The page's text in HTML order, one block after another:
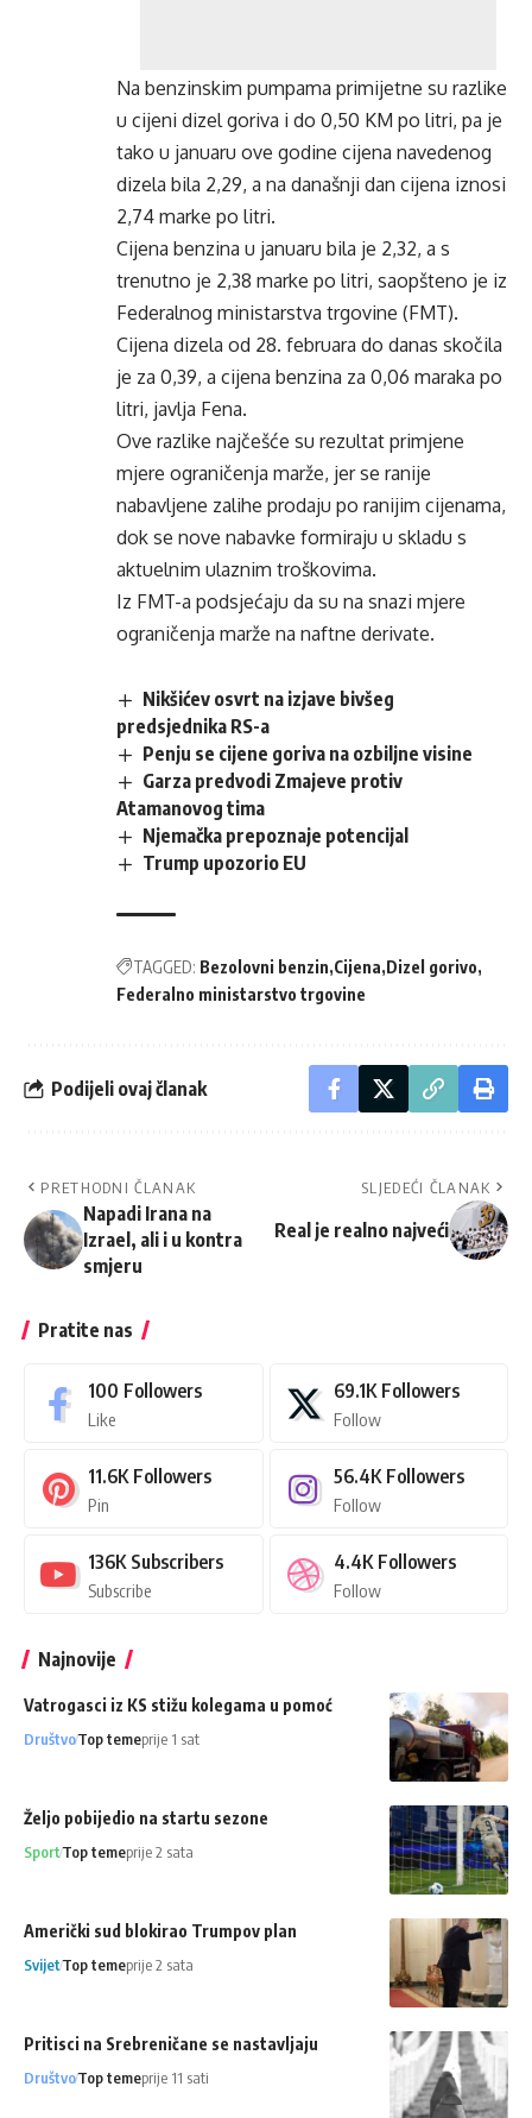
Na benzinskim pumpama primijetne su razlike
u cijeni dizel goriva i do 0,50 KM po litri, pa je
tako u januaru ove godine cijena navedenog
dizela bila 2,29, a na današnji dan cijena iznosi
2,74 marke po litri.
Cijena benzina u januaru bila je 2,32, a s
trenutno je 2,38 marke po litri, saopšteno je iz
Federalnog ministarstva trgovine (FMT).
Cijena dizela od 28. februara do danas skočila
je za 0,39, a cijena benzina za 0,06 maraka po
litri, javlja Fena.
Ove razlike najčešće su rezultat primjene
mjere ograničenja marže, jer se ranije
nabavljene zalihe prodaju po ranijim cijenama,
dok se nove nabavke formiraju u skladu s
aktuelnim ulaznim troškovima.
Iz FMT-a podsjećaju da su na snazi mjere
ograničenja marže na naftne derivate.
Nikšićev osvrt na izjave bivšeg
predsjednika RS-a
Penju se cijene goriva na ozbiljne visine
Garza predvodi Zmajeve protiv
Atamanovog tima
Njemačka prepoznaje potencijal
Trump upozorio EU
TAGGED: Bezolovni benzin Cijena Dizel gorivo
Federalno ministarstvo trgovine
Podijeli ovaj članak
PRETHODNI ČLANAK
Napadi Irana na
Izrael, ali i u kontra
smjeru
SLJEDEĆI ČLANAK
Real je realno najveći
Pratite nas
100 Followers
Like
69.1K Followers
Follow
11.6K Followers
Pin
56.4K Followers
Follow
136K Subscribers
Subscribe
4.4K Followers
Follow
Najnovije
Vatrogasci iz KS stižu kolegama u pomoć
DruštvoTop temeprije 1 sat
Željo pobijedio na startu sezone
SportTop temeprije 2 sata
Američki sud blokirao Trumpov plan
SvijetTop temeprije 2 sata
Pritisci na Srebreničane se nastavljaju
DruštvoTop temeprije 11 sati